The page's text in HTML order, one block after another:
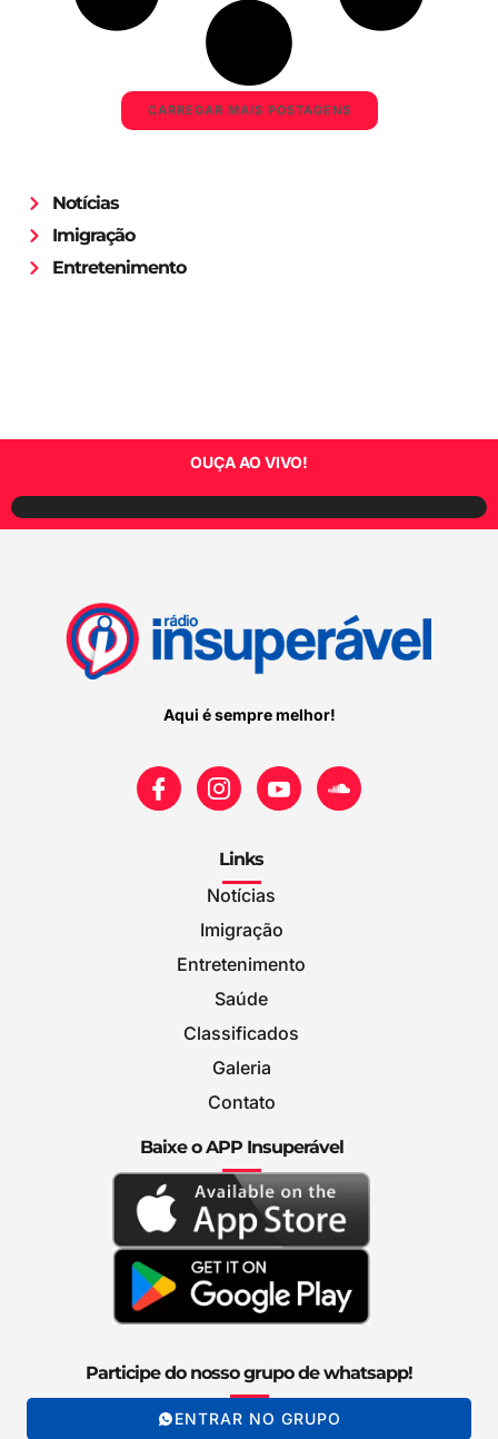
CARREGAR MAIS POSTAGENS
Notícias
Imigração
Entretenimento
OUÇA AO VIVO!
Aqui é sempre melhor!
Links
Notícias
Imigração
Entretenimento
Saúde
Classificados
Galeria
Contato
Baixe o APP Insuperável
Participe do nosso grupo de whatsapp!
ENTRAR NO GRUPO